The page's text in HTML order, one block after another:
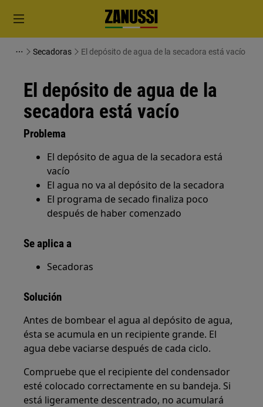
Secadoras El depósito de agua de la secadora está vacío
El depósito de agua de la
secadora está vacío
Problema
El depósito de agua de la secadora está
vacío
El agua no va al depósito de la secadora
El programa de secado finaliza poco
después de haber comenzado
Se aplica a
Secadoras
Solución
Antes de bombear el agua al depósito de agua,
ésta se acumula en un recipiente grande. El
agua debe vaciarse después de cada ciclo.
Compruebe que el recipiente del condensador
esté colocado correctamente en su bandeja. Si
está ligeramente descentrado, no acumulará